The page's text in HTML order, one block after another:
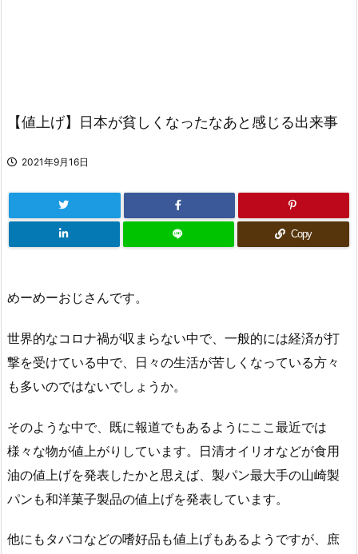
【値上げ】日本が貧しくなったなあと感じる出来事
2021年9月16日
Copy
めーめーおじさんです。
世界的なコロナ禍が収まらない中で、一般的には経済が打
撃を受けている中で、日々の生活が苦しくなっている方々
も多いのではないでしょうか。
そのような中で、既に報道でもあるようにここ最近では
様々な物が値上がりしています。日清オイリオなどが食用
油の値上げを発表したかと思えば、製パン最大手の山崎製
パンも和洋菓子製品の値上げを発表しています。
他にもタバコなどの嗜好品も値上げもあるようですが、庶